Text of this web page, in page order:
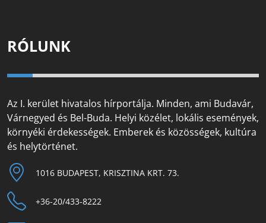
RÓLUNK
Az I. kerület hivatalos hírportálja. Minden, ami Budavár,
Várnegyed és Bel-Buda. Helyi közélet, lokális események,
környéki érdekességek. Emberek és közösségek, kultúra
és helytörténet.
1016 BUDAPEST, KRISZTINA KRT. 73.
+36-20/433-8222